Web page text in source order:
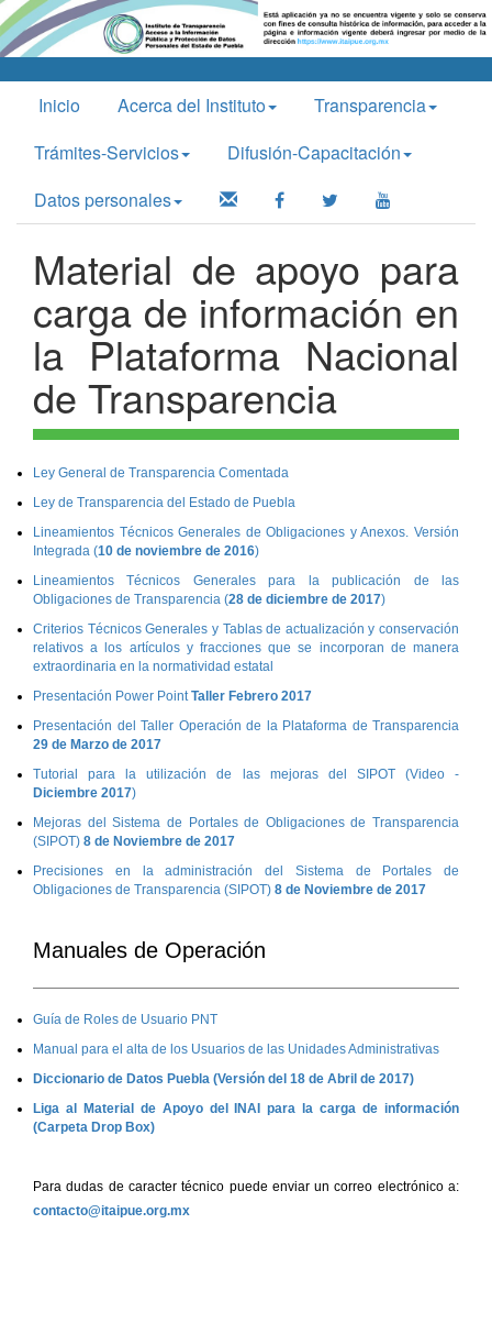
Inicio Acerca del Instituto
Transparencia
Trámites-Servicios
Difusión-Capacitación
Datos personales
Material de apoyo para
carga de información en
la Plataforma Nacional
de Transparencia
Ley General de Transparencia Comentada
Ley de Transparencia del Estado de Puebla
Lineamientos Técnicos Generales de Obligaciones y Anexos. Versión
Integrada (10 de noviembre de 2016)
Lineamientos Técnicos Generales para la publicación de las
Obligaciones de Transparencia (28 de diciembre de 2017)
Criterios Técnicos Generales y Tablas de actualización y conservación
relativos a los artículos y fracciones que se incorporan de manera
extraordinaria en la normatividad estatal
Presentación Power PointTaller Febrero 2017
Presentación del Taller Operación de la Plataforma de Transparencia
29 de Marzo de 2017
Tutorial para la utilización de las mejoras del SIPOT (Video -
Diciembre 2017)
Mejoras del Sistema de Portales de Obligaciones de Transparencia
(SIPOT) 8 de Noviembre de 2017
Precisiones en la administración del Sistema de Portales de
Obligaciones de Transparencia (SIPOT) 8 de Noviembre de 2017
Manuales de Operación
Guía de Roles de Usuario PNT
Manual para el alta de los Usuarios de las Unidades Administrativas
Diccionario de Datos Puebla (Versión del 18 de Abril de 2017)
Liga al Material de Apoyo del INAI para la carga de información
(Carpeta Drop Box)
Para dudas de caracter técnico puede enviar un correo electrónico a:
contacto@itaipue.org.mx